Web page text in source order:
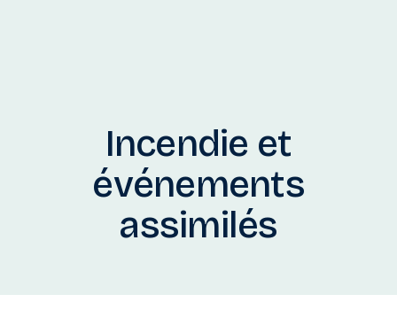
Incendie et
événements
assimilés